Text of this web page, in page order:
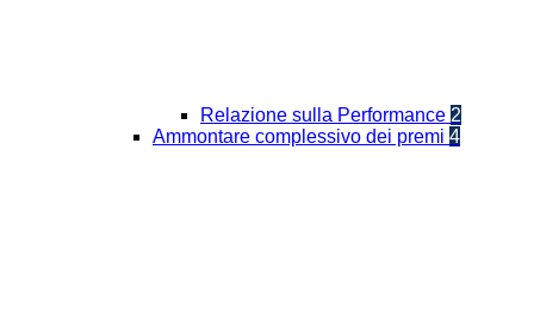
Relazione sulla Performance 2
Ammontare complessivo dei premi 4